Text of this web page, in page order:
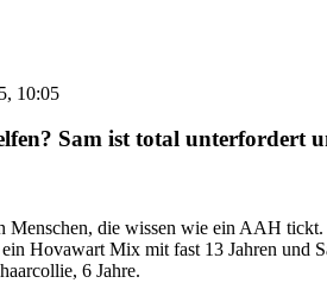
10:05
Sam ist total unterfordert
Menschen, die wissen wie ein AAH
Hovawart Mix mit fast 13 Jahren und
6 Jahre.